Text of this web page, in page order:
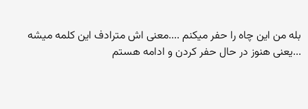
بله من این چاه را حفر میکنم ....معنی اش مترادف این کلمه میشه
...یعنی هنوز در حال حفر کردن و ادامه هستم